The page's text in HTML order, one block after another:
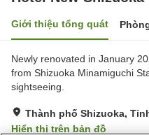
Giới thiệu tổng quát
Newly renovated in January
from Shizuoka Minamiguchi
sightseeing.
Thành phố Shizuoka,
Hiển thị trên bản đồ